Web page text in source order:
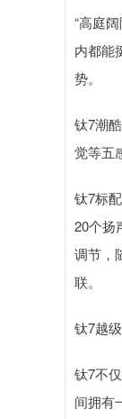
“高庭
内都能
势。
钛7潮
觉等五
钛7标
20个扬
调节，
联。
钛7越
钛7不
间拥有